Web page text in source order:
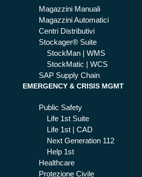
Magazzini Manuali
Magazzini Automatici
Centri Distributivi
Stockager® Suite
StockMan | WMS
StockMatic | WCS
SAP Supply Chain
EMERGENCY & CRISIS MGMT
Public Safety
Life 1st Suite
Life 1st | CAD
Next Generation 112
Help 1st
Healthcare
Protezione Civile